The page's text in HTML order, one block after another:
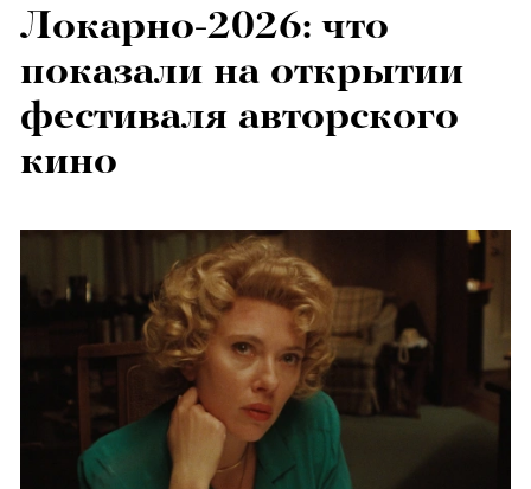
Локарно-2026: что
показали на открытии
фестиваля авторского
кино